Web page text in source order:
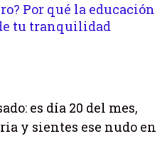
Por qué la educación
tu tranquilidad
es día 20 del mes,
y sientes ese nudo en